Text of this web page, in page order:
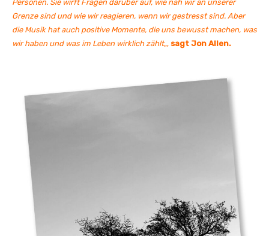
Personen. Sie wirft Fragen darüber auf, wie nah wir an unserer
Grenze sind und wie wir reagieren, wenn wir gestresst sind. Aber
die Musik hat auch positive Momente, die uns bewusst machen, was
wir haben und was im Leben wirklich zählt„, sagt Jon Allen.